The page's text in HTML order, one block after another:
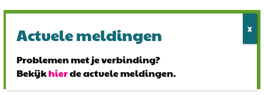
Bekijk voorkeuren
Problemen met je verbinding?
Bekijkhierde actuele meldingen.